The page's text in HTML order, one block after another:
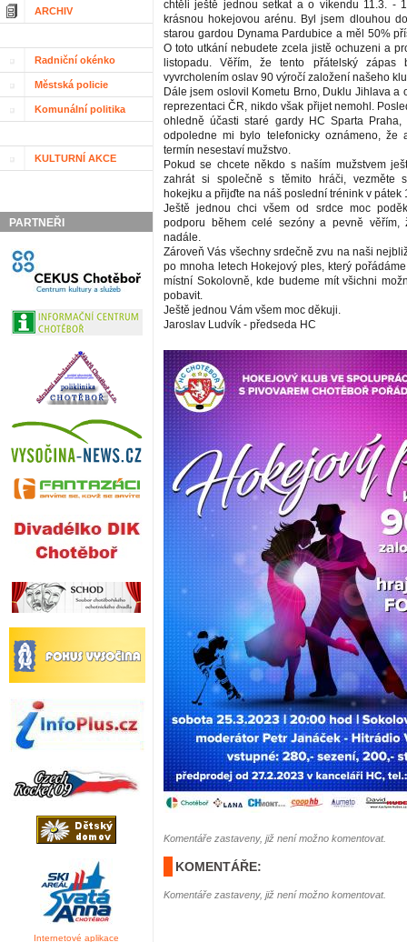
ARCHIV
Radniční okénko
Městská policie
Komunální politika
KULTURNÍ AKCE
PARTNEŘI
Internetové aplikace
chtěli ještě jednou setkat a o víkendu 11.3. -
krásnou hokejovou arénu. Byl jsem dlouhou
starou gardou Dynama Pardubice a měl 50%
O toto utkání nebudete zcela jistě ochuzeni a
listopadu. Věřím, že tento přátelský zápas
vyvrcholením oslav 90 výročí založení našeho
Dále jsem oslovil Kometu Brno, Duklu Jihlava a
reprezentaci ČR, nikdo však přijet nemohl.
ohledně účasti staré gardy HC Sparta
odpoledne mi bylo telefonicky oznámeno, že
termín nesestaví mužstvo.
Pokud se chcete někdo s naším mužstvem
zahrát si společně s těmito hráči, vezměte
hokejku a přijďte na náš poslední trénink v pátek
Ještě jednou chci všem od srdce moc
podporu během celé sezóny a pevně
nadále.
Zároveň Vás všechny srdečně zvu na naši
po mnoha letech Hokejový ples, který
místní Sokolovně, kde budeme mít všichni
pobavit.
Ještě jednou Vám všem moc děkuji.
Jaroslav Ludvík - předseda HC
Komentáře zastaveny, již není možno komentovat.
KOMENTÁŘE:
Komentáře zastaveny, již není možno komentovat.